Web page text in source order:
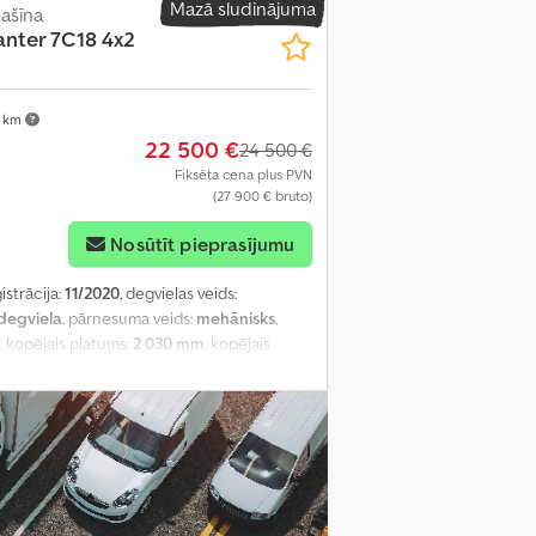
Mazā sludinājuma
7C18 4x2
22 500 €24 500 €
Fiksēta cena plus PVN
(27 900 € bruto)
Nosūtīt pieprasījumu
11/2020, degvielas veids:
, pārnesuma veids: mehānisks,
, kopējais platums: 2 030 mm, kopējais
atslēga, elektriskais logu regulators,